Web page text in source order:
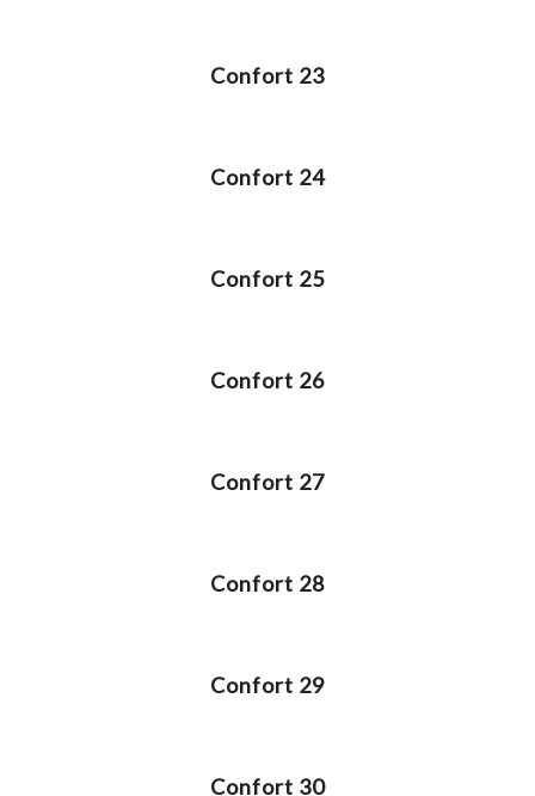
Confort 23
Confort 24
Confort 25
Confort 26
Confort 27
Confort 28
Confort 29
Confort 30